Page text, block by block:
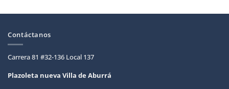
Contáctanos
Carrera 81 #32-136 Local 137
Plazoleta nueva Villa deAburrá